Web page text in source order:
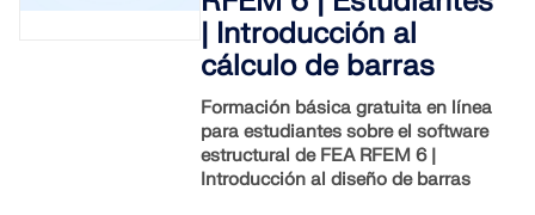
| Introducción al
cálculo de barras
Formación básica gratuita en línea
para estudiantes sobre el software
estructural de FEA RFEM 6 |
Introducción al diseño de barras